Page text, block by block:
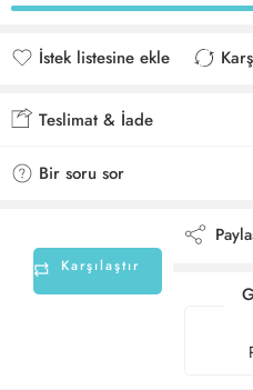
İstek listesine ekle
Teslimat & İade
Bir soru sor
Karşılaştır